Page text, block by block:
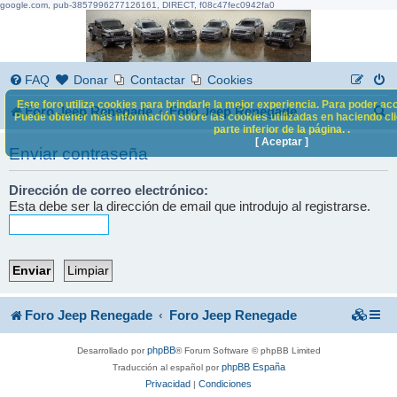
google.com, pub-3857996277126161, DIRECT, f08c47fec0942fa0
FAQ Donar Contactar Cookies
Foro Jeep Renegade Foro Jeep Renegade
B
s
Enviar contraseña
Dirección de correo electrónico:
Esta debe ser la dirección de email que introdujo al registrarse.
Este foro utiliza cookies para brindarle la mejor experiencia. Para poder
Puede obtener más información sobre las cookies utilizadas en haciendo
parte inferior de la página. .
[ Aceptar ]
Foro Jeep Renegade Foro Jeep Renegade
Desarrollado porphpBB® Forum Software © phpBB Limited
Traducción al español porphpBB España
Privacidad | Condiciones